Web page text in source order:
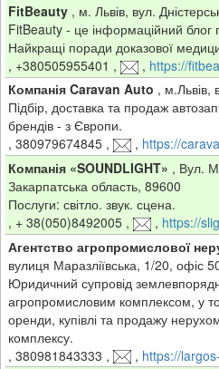
FitBeauty, м. Львів, вул.
FitBeauty - це інформаційний блог
Найкращі поради доказової
, +380505955401 , , https://
Компанія Caravan Auto , м.Львів,
Підбір, доставка та продаж
брендів - з Європи.
, 380979674845, , https://
Компанія «SOUNDLIGHT» , Вул.
Закарпатська область, 89600
Послуги: світло. звук. сцена.
, + 38(050)8492005, , https://
Агентство агропромислової
вулиця Маразліївська, 1/20, офіс
Юридичний супровід
агропромисловим комплексом, у
оренди, купівлі та продажу
комплексу.
, 380981843333 , , https://